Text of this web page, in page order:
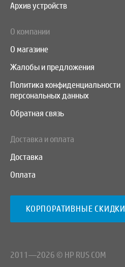
Архив устройств
О компании
О магазине
Жалобы и предложения
Политика конфиденциальности
персональных данных
Обратная связь
Доставка и оплата
Доставка
Оплата
КОРПОРАТИВНЫЕ СКИДКИ
2011—2026 © HP RUS COM